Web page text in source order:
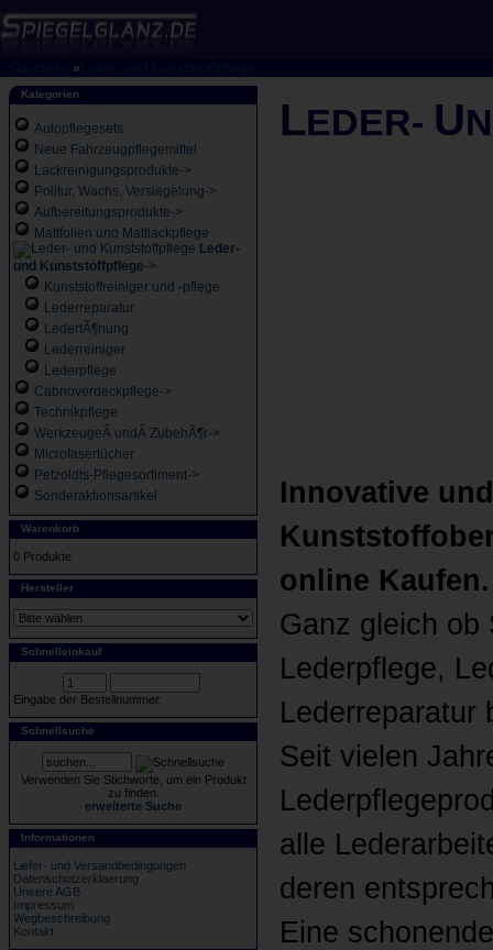
»
Kategorien
Autopflegesets
Neue Fahrzeugpflegemittel
Lackreinigungsprodukte->
Politur, Wachs, Versiegelung->
Aufbereitungsprodukte->
Mattfolien und Mattlackpflege
Leder-
und Kunststoffpflege->
Kunststoffreiniger und -pflege
Lederreparatur
LedertÃ¶nung
Lederreiniger
Lederpflege
Cabrioverdeckpflege->
Technikpflege
WerkzeugeÂ undÂ ZubehÃ¶r->
Microfasertücher
Petzoldts-Pflegesortiment->
Sonderaktionsartikel
Warenkorb
0 Produkte
Hersteller
Schnelleinkauf
Eingabe der Bestellnummer.
Schnellsuche
Verwenden Sie Stichworte, um ein Produkt
zu finden.
erweiterte Suche
Informationen
Liefer- und Versandbedingungen
Datenschutzerklaerung
Unsere AGB
Impressum
Wegbeschreibung
Kontakt
LEDER- U
Innovative
online Kaufen.
Ganz gleich ob
Lederpflege,
Seit vielen
alle
deren
Eine